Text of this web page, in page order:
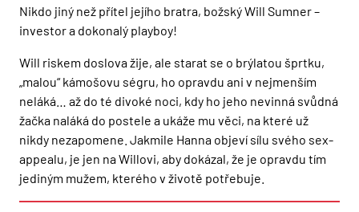
Nikdo jiný než přítel jejího bratra, božský Will Sumner –
investor a dokonalý playboy!
Will riskem doslova žije, ale starat se o brýlatou šprtku,
„malou“ kámošovu ségru, ho opravdu ani v nejmenším
neláká… až do té divoké noci, kdy ho jeho nevinná svůdná
žačka naláká do postele a ukáže mu věci, na které už
nikdy nezapomene. Jakmile Hanna objeví sílu svého sex-
appealu, je jen na Willovi, aby dokázal, že je opravdu tím
jediným mužem, kterého v životě potřebuje.